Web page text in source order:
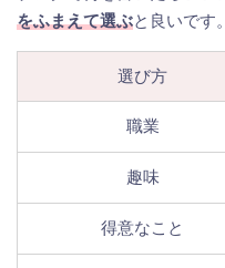
をふまえて選ぶと良いです。
選び方
職業
趣味
得意なこと